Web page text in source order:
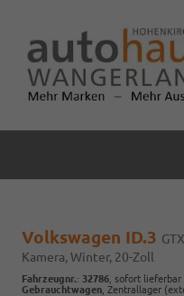
Volkswagen ID.3
Kamera, Winter, 20-Zoll
Fahrzeugnr.: 32786 sofort lieferbar
Gebrauchtwagen , Zentrallager